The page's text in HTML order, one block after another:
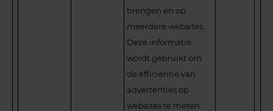
brengen en op
meerdere websites.
Deze informatie
wordt gebruikt om
de efficiëntie van
advertenties op
websites te meten.